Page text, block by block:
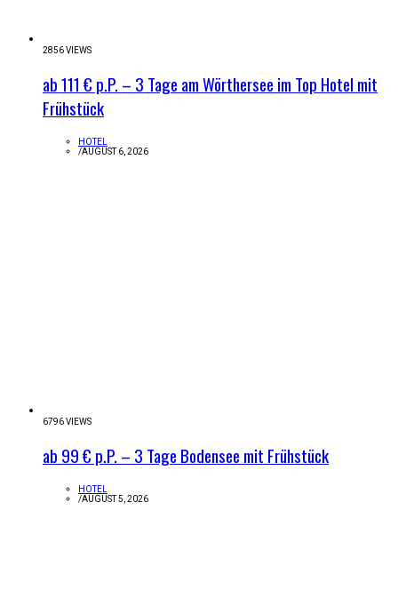
2856 VIEWS
ab 111 € p.P. – 3 Tage am Wörthersee im Top Hotel mit
Frühstück
HOTEL
/AUGUST 6, 2026
6796 VIEWS
ab 99 € p.P. – 3 Tage Bodensee mit Frühstück
HOTEL
/AUGUST 5, 2026